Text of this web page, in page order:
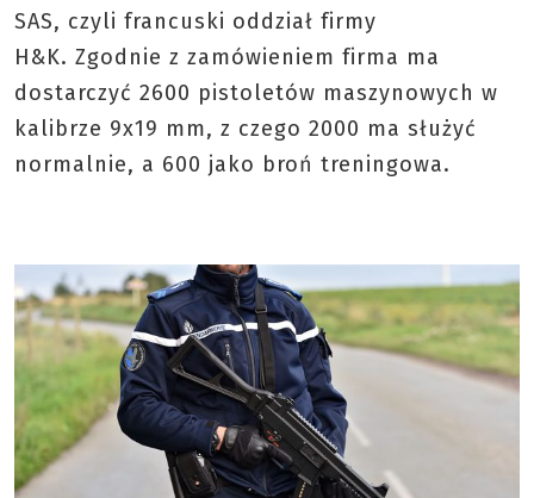
SAS, czyli francuski oddział firmy
H&K. Zgodnie z zamówieniem firma ma
dostarczyć 2600 pistoletów maszynowych w
kalibrze 9x19 mm, z czego 2000 ma służyć
normalnie, a 600 jako broń treningowa.